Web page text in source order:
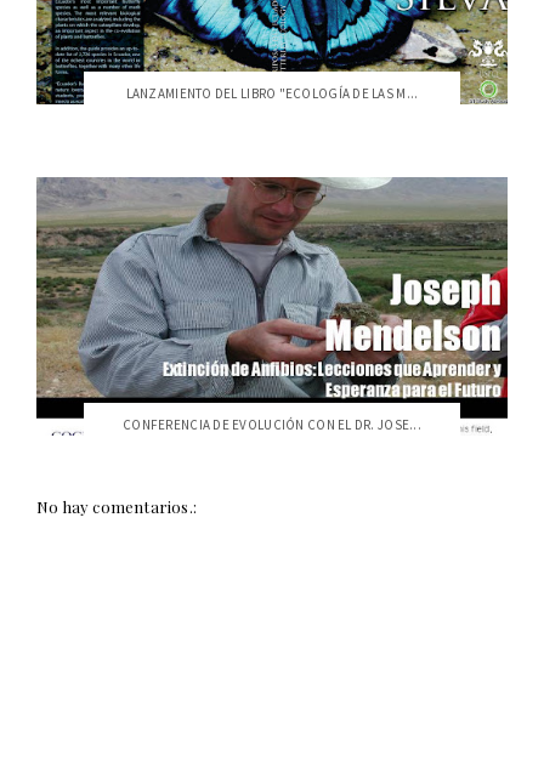
LANZAMIENTO DEL LIBRO "ECOLOGÍA DE LAS M...
CONFERENCIA DE EVOLUCIÓN CON EL DR. JOSE...
No hay comentarios.: